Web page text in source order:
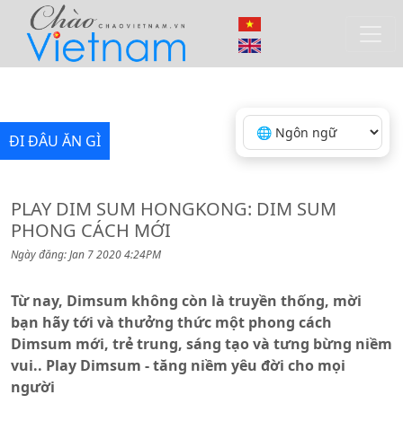
ĐI ĐÂU ĂN GÌ
PLAY DIM SUM HONGKONG: DIM SUM
PHONG CÁCH MỚI
Ngày đăng: Jan 7 2020 4:24PM
Từ nay, Dimsum không còn là truyền thống, mời
bạn hãy tới và thưởng thức một phong cách
Dimsum mới, trẻ trung, sáng tạo và tưng bừng niềm
vui.. Play Dimsum - tăng niềm yêu đời cho mọi
người